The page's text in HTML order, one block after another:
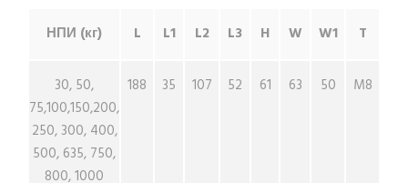
НПИ (кг) L L1 L2 L3 H W W1 T
30, 50,
75,100,150,200,
250, 300, 400,
500, 635, 750,
800, 1000
188 35 107 52 61 63 50 M8